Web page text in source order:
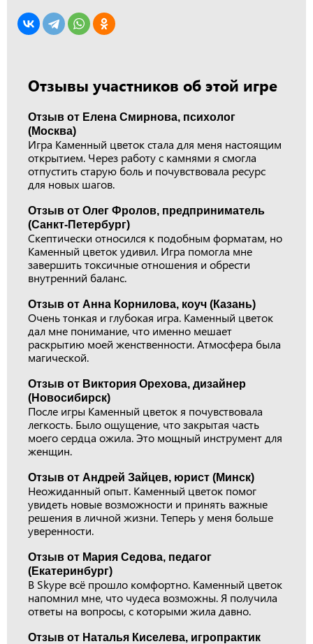
Отзывы участников об этой игре
Отзыв от Елена Смирнова, психолог
(Москва)
Игра Каменный цветок стала для меня настоящим
открытием. Через работу с камнями я смогла
отпустить старую боль и почувствовала ресурс
для новых шагов.
Отзыв от Олег Фролов, предприниматель
(Санкт-Петербург)
Скептически относился к подобным форматам, но
Каменный цветок удивил. Игра помогла мне
завершить токсичные отношения и обрести
внутренний баланс.
Отзыв от Анна Корнилова, коуч (Казань)
Очень тонкая и глубокая игра. Каменный цветок
дал мне понимание, что именно мешает
раскрытию моей женственности. Атмосфера была
магической.
Отзыв от Виктория Орехова, дизайнер
(Новосибирск)
После игры Каменный цветок я почувствовала
легкость. Было ощущение, что закрытая часть
моего сердца ожила. Это мощный инструмент для
женщин.
Отзыв от Андрей Зайцев, юрист (Минск)
Неожиданный опыт. Каменный цветок помог
увидеть новые возможности и принять важные
решения в личной жизни. Теперь у меня больше
уверенности.
Отзыв от Мария Седова, педагог
(Екатеринбург)
В Skype всё прошло комфортно. Каменный цветок
напомнил мне, что чудеса возможны. Я получила
ответы на вопросы, с которыми жила давно.
Отзыв от Наталья Киселева, игропрактик